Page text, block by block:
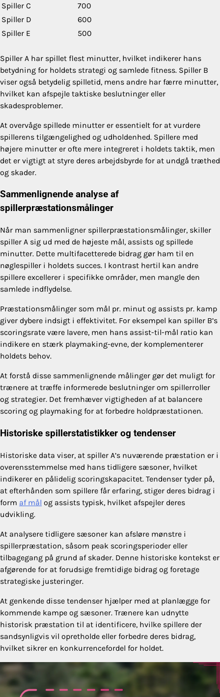
Spiller C
700
Spiller D
600
Spiller E
500
Spiller A har spillet flest minutter, hvilket indikerer hans
betydning for holdets strategi og samlede fitness. Spiller B
viser også betydelig spilletid, mens andre har færre minutter,
hvilket kan afspejle taktiske beslutninger eller
skadesproblemer.
At overvåge spillede minutter er essentielt for at vurdere
spillerens tilgængelighed og udholdenhed. Spillere med
højere minutter er ofte mere integreret i holdets taktik, men
det er vigtigt at styre deres arbejdsbyrde for at undgå træthed
og skader.
Sammenlignende analyse af
spillerpræstationsmålinger
Når man sammenligner spillerpræstationsmålinger, skiller
spiller A sig ud med de højeste mål, assists og spillede
minutter. Dette multifacetterede bidrag gør ham til en
nøglespiller i holdets succes. I kontrast hertil kan andre
spillere excellerer i specifikke områder, men mangle den
samlede indflydelse.
Præstationsmålinger som mål pr. minut og assists pr. kamp
giver dybere indsigt i effektivitet. For eksempel kan spiller B’s
scoringsrate være lavere, men hans assist-til-mål ratio kan
indikere en stærk playmaking-evne, der komplementerer
holdets behov.
At forstå disse sammenlignende målinger gør det muligt for
trænere at træffe informerede beslutninger om spillerroller
og strategier. Det fremhæver vigtigheden af at balancere
scoring og playmaking for at forbedre holdpræstationen.
Historiske spillerstatistikker og tendenser
Historiske data viser, at spiller A’s nuværende præstation er i
overensstemmelse med hans tidligere sæsoner, hvilket
indikerer en pålidelig scoringskapacitet. Tendenser tyder på,
at efterhånden som spillere får erfaring, stiger deres bidrag i
form af mål og assists typisk, hvilket afspejler deres
udvikling.
At analysere tidligere sæsoner kan afsløre mønstre i
spillerpræstation, såsom peak scoringsperioder eller
tilbagegang på grund af skader. Denne historiske kontekst er
afgørende for at forudsige fremtidige bidrag og foretage
strategiske justeringer.
At genkende disse tendenser hjælper med at planlægge for
kommende kampe og sæsoner. Trænere kan udnytte
historisk præstation til at identificere, hvilke spillere der
sandsynligvis vil opretholde eller forbedre deres bidrag,
hvilket sikrer en konkurrencefordel for holdet.